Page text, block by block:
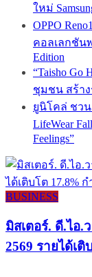
ใหม่
OPPO
คอลเลกชัน
Edition
“Taisho
ชุมชน สร้า
ยูนิโคล่ ชวน
LifeWear
Feelings”
BUSINESS
มิสเตอร์. ดี.ไอ.
2569 รายได้เ